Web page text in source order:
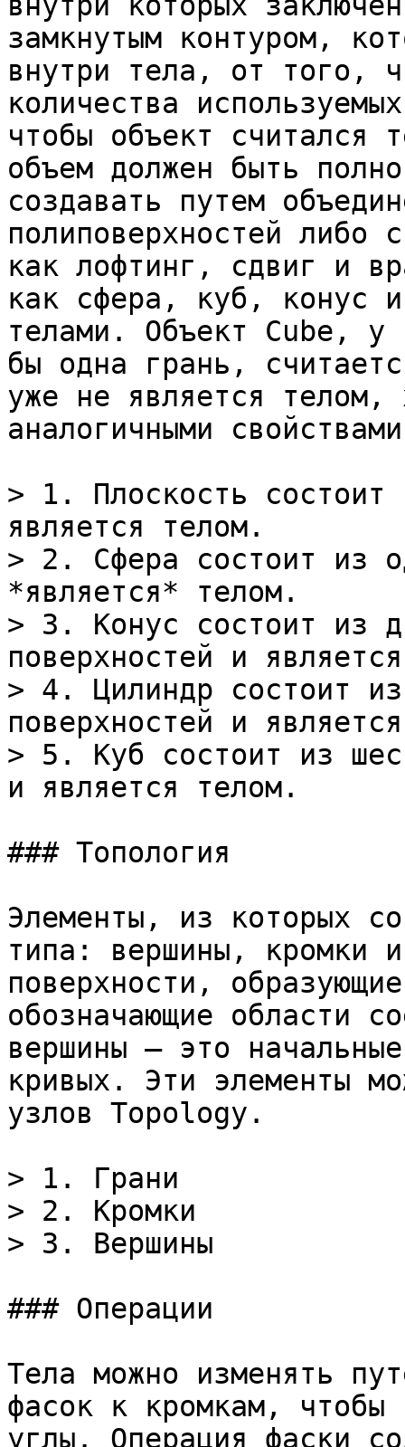
замкнутым контуром,
внутри тела, от того,
количества
чтобы объект считался
объем должен быть
создавать путем
полиповерхностей либо
как лофтинг, сдвиг и
как сфера, куб, конус
телами. Объект Cube, у
бы одна грань,
уже не является телом,
аналогичными
> 1. Плоскость состоит
является телом.
> 2. Сфера состоит из
*является* телом.
> 3. Конус состоит из
поверхностей и
> 4. Цилиндр состоит
поверхностей и
> 5. Куб состоит из
и является телом.
### Топология
Элементы, из которых
типа: вершины, кромки
поверхности,
обозначающие области
вершины — это
кривых. Эти элементы
узлов Topology.
> 1. Грани
> 2. Кромки
> 3. Вершины
### Операции
Тела можно изменять
фасок к кромкам, чтобы
углы. Операция фаски